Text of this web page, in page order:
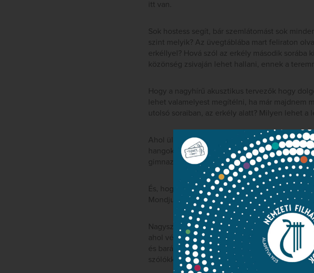
itt van.
Sok hostess segít, bár szemlátomást sok
szint melyik? Az üvegtáblába mart feliraton
erkéllyel? Hová szól az erkély második sorába
közönség zsivaján lehet hallani, ennek a
Hogy a nagyhírű akusztikus tervezők hogy
lehet valamelyest megítélni, ha már majdnem
utolsó soraiban, az erkély alatt? Milyen lehet a
Ahol ültem, ott mindenesetre jó, sőt, nagyon
hangoknál mosolyogva mutatja felém
gimnazistái nyelvére is lefordítja: „Király!”
És, hogy milyen volt – amúgy mellékesen – a
Mondjuk egyszerűen kiemelkedőnek.
Nagyszerű gondolat – és egyébként is biztos
ahol végre a legnagyobb együttes is elfér,
és barátságos, ugyanakkor nem kevésbé
szólókkal és egy minimális méretű